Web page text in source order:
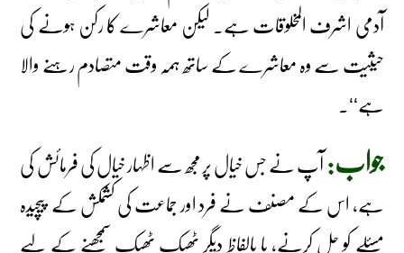
آدمی اشرف المخلوقات ہے۔ لیکن معاشرے کا رکن ہونے کی
حیثیت سے وہ معاشرے کے ساتھ ہمہ وقت متصادم رہنے والا
ہے‘‘۔
جواب:آپ نے جس خیال پر مجھ سے اظہار خیال کی فرمائش کی
ہے، اس کے مصنف نے فرد اور جماعت کی کشمکش کے پیچیدہ
مسئلے کو حل کرنے، یا بالفاظ دیگر ٹھیک ٹھیک سمجھنے کے لیے